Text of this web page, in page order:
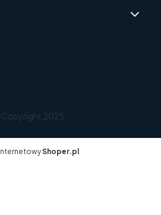
2025
Shoper.pl
w koszyku: 0. Zobacz szczegóły